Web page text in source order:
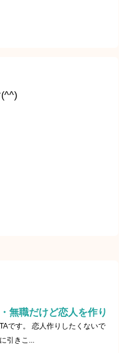
無職だけど恋人を作り
です。 恋人作りしたくないで
引きこ...